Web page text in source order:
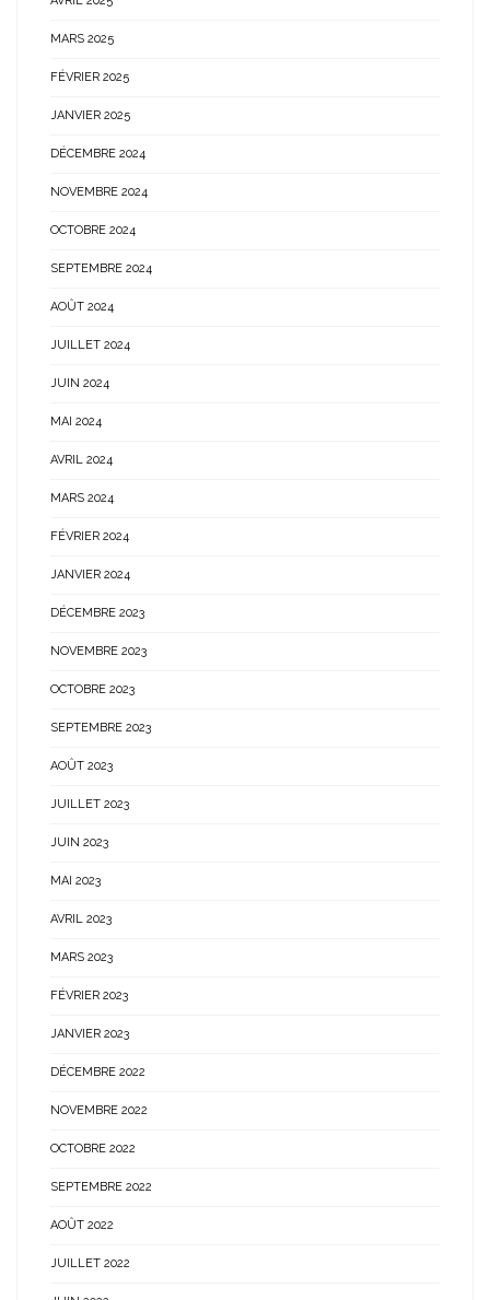
MARS 2025
FÉVRIER 2025
JANVIER 2025
DÉCEMBRE 2024
NOVEMBRE 2024
OCTOBRE 2024
SEPTEMBRE 2024
AOÛT 2024
JUILLET 2024
JUIN 2024
MAI 2024
AVRIL 2024
MARS 2024
FÉVRIER 2024
JANVIER 2024
DÉCEMBRE 2023
NOVEMBRE 2023
OCTOBRE 2023
SEPTEMBRE 2023
AOÛT 2023
JUILLET 2023
JUIN 2023
MAI 2023
AVRIL 2023
MARS 2023
FÉVRIER 2023
JANVIER 2023
DÉCEMBRE 2022
NOVEMBRE 2022
OCTOBRE 2022
SEPTEMBRE 2022
AOÛT 2022
JUILLET 2022